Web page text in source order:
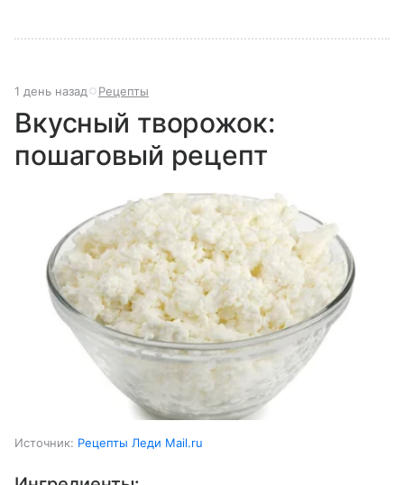
1 день назад Рецепты
Вкусный творожок:
пошаговый рецепт
Источник: Рецепты Леди Mail.ru